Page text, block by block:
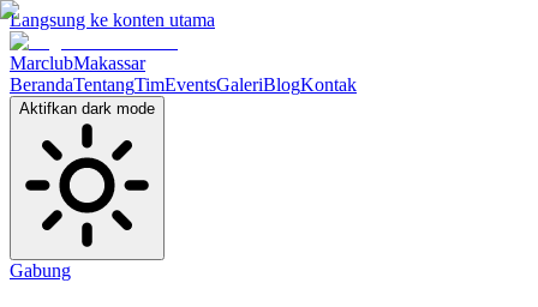
Langsung ke konten utama
MarclubMakassar
BerandaTentangTimEventsGaleriBlogKontak
Aktifkan dark mode
Gabung